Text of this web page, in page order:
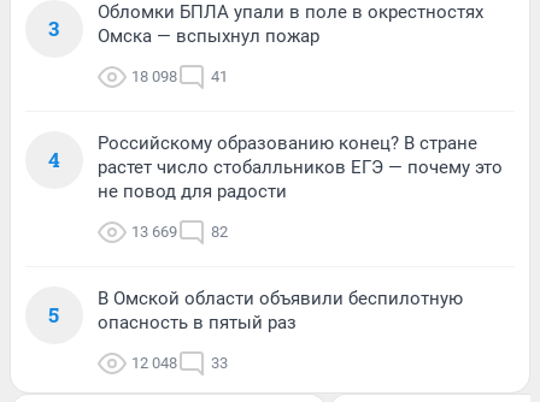
3
Обломки БПЛА упали в поле в окрестностях
Омска — вспыхнул пожар
18 098 41
4
Российскому образованию конец? В стране
растет число стобалльников ЕГЭ — почему это
не повод для радости
13 669 82
5
В Омской области объявили беспилотную
опасность в пятый раз
12 048 33